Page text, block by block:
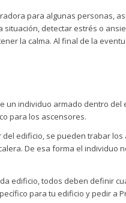
para algunas personas,
detectar estrés o
la calma. Al final de la
un individuo armado dentro del
para los ascensores.
edificio, se pueden trabar
De esa forma el individuo
edificio, todos deben definir
para tu edificio y pedir a